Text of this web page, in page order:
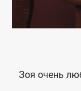
Зоя очень